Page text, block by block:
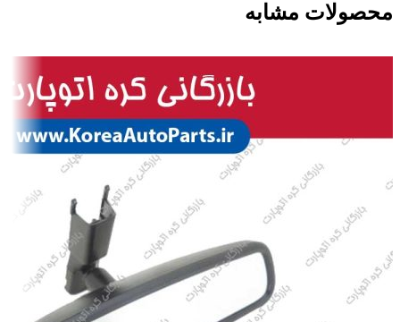
محصولات مشابه